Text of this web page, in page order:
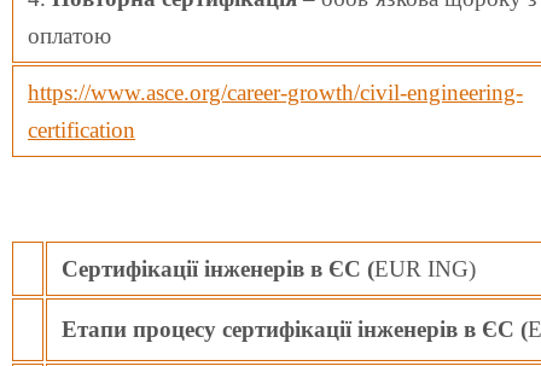
оплатою
https://www.asce.org/career-growth/civil-engineering-
certification
Сертифікації інженерів в ЄC (EUR ING)
Етапи процесу сертифікації інженерів в ЄC (